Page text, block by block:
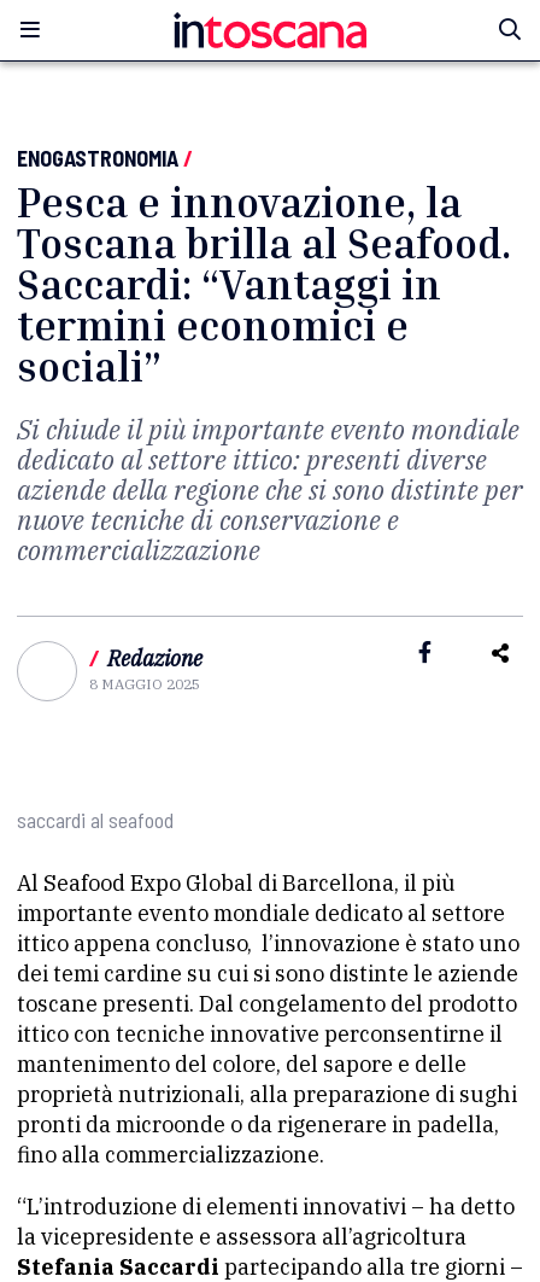
ENOGASTRONOMIA/
Pesca e innovazione, la
Toscana brilla al Seafood.
Saccardi: “Vantaggi in
termini economici e
sociali”
Si chiude il più importante evento mondiale
dedicato al settore ittico: presenti diverse
aziende della regione che si sono distinte per
nuove tecniche di conservazione e
commercializzazione
/ Redazione
8 MAGGIO 2025
saccardi al seafood
Al Seafood Expo Global di Barcellona, il più
importante evento mondiale dedicato al settore
ittico appena concluso, l’innovazione è stato uno
dei temi cardine su cui si sono distinte le aziende
toscane presenti. Dal congelamento del prodotto
ittico con tecniche innovative perconsentirne il
mantenimento del colore, del sapore e delle
proprietà nutrizionali, alla preparazione di sughi
pronti da microonde o da rigenerare in padella,
fino alla commercializzazione.
“L’introduzione di elementi innovativi – ha detto
la vicepresidente e assessora all’agricoltura
Stefania Saccardi partecipando alla tre giorni –